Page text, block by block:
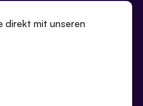
direkt mit unseren